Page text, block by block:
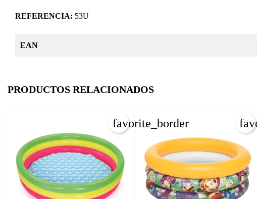
REFERENCIA: 53U
EAN
PRODUCTOS RELACIONADOS
favorite_border